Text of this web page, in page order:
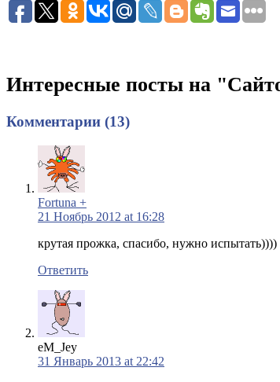
Интересные посты на
Комментарии (13)
Fortuna +
21 Ноябрь 2012 at 16:28
крутая прожка, спасибо, нужно испытать))))
Ответить
eM_Jey
31 Январь 2013 at 22:42